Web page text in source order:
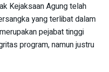
Kejaksaan Agung telah
yang terlibat dalam
pejabat tinggi
program, namun justru